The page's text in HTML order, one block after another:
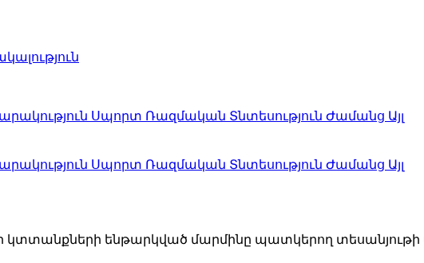
Սպորտ Ռազմական Տնտեսություն Ժամանց Այլ
Սպորտ Ռազմական Տնտեսություն Ժամանց Այլ
կտտանքների ենթարկված մարմինը պատկերող տեսանյութի